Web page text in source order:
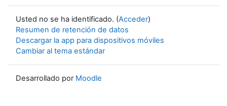
Usted no se ha identificado. (Acceder)
Resumen de retención de datos
Descargar la app para dispositivos móviles
Cambiar al tema estándar
Desarrollado por Moodle